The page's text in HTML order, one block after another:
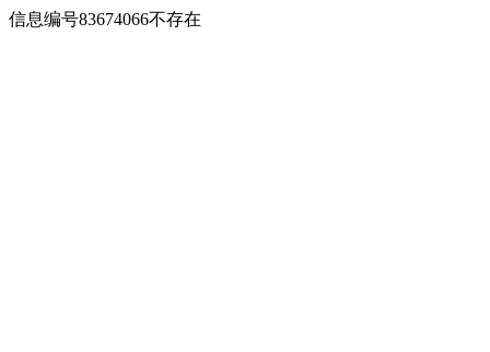
信息编号83674066不存在